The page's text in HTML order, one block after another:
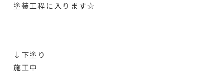
塗装工程に入ります☆
↓下塗り
施工中